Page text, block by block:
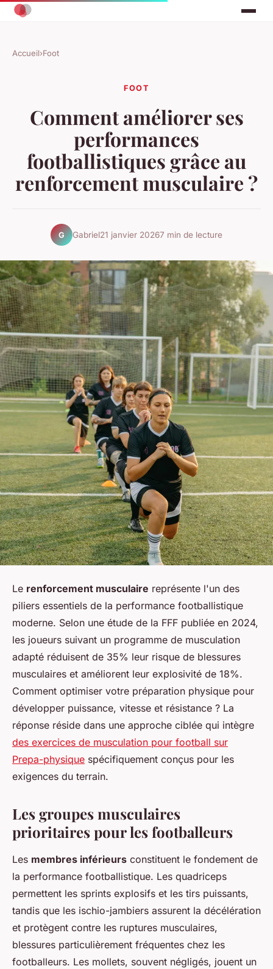
Accueil›Foot
FOOT
Comment améliorer ses
performances
footballistiques grâce au
renforcement musculaire ?
G Gabriel21 janvier 20267 min de lecture
Le renforcement musculaire représente l'un des
piliers essentiels de la performance footballistique
moderne. Selon une étude de la FFF publiée en 2024,
les joueurs suivant un programme de musculation
adapté réduisent de 35% leur risque de blessures
musculaires et améliorent leur explosivité de 18%.
Comment optimiser votre préparation physique pour
développer puissance, vitesse et résistance ? La
réponse réside dans une approche ciblée qui intègre
des exercices de musculation pour football sur
Prepa-physique spécifiquement conçus pour les
exigences du terrain.
Les groupes musculaires
prioritaires pour les footballeurs
Les membres inférieurs constituent le fondement de
la performance footballistique. Les quadriceps
permettent les sprints explosifs et les tirs puissants,
tandis que les ischio-jambiers assurent la décélération
et protègent contre les ruptures musculaires,
blessures particulièrement fréquentes chez les
footballeurs. Les mollets, souvent négligés, jouent un